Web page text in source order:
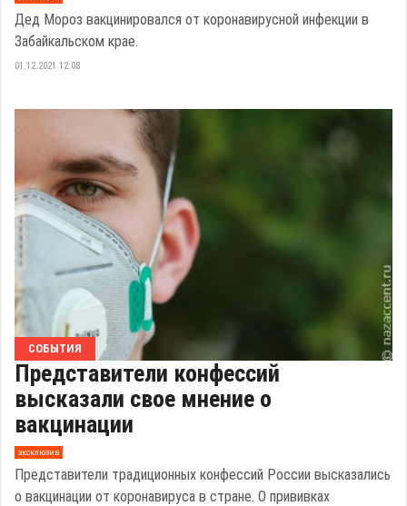
Дед Мороз вакцинировался от коронавирусной инфекции в
Забайкальском крае.
01.12.2021 12:08
СОБЫТИЯ
Представители конфессий
высказали свое мнение о
вакцинации
эксклюзив
Представители традиционных конфессий России высказались
о вакцинации от коронавируса в стране. О прививках